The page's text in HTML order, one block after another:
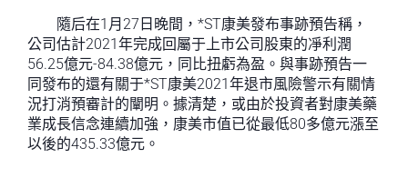
隨后在1月27日晚間，*ST康美發布事跡預告稱，
公司估計2021年完成回屬于上市公司股東的凈利潤
56.25億元-84.38億元，同比扭虧為盈。與事跡預告一
同發布的還有關于*ST康美2021年退市風險警示有關情
況打消預審計的闡明。據清楚，或由於投資者對康美藥
業成長信念連續加強，康美市值已從最低80多億元漲至
以後的435.33億元。